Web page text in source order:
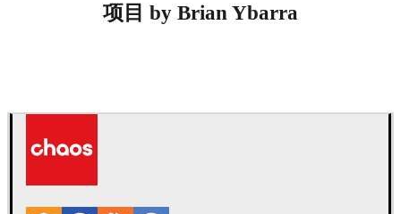
项目 by Brian Ybarra